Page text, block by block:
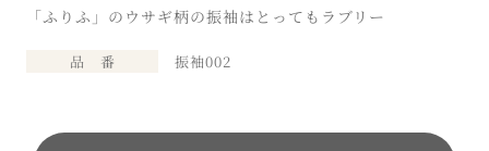
「ふりふ」のウサギ柄の振袖はとってもラブリー
品 番 振袖002